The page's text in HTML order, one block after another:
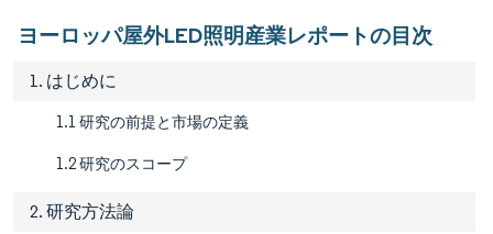
ヨーロッパ屋外LED照明産業レポートの目次
1. はじめに
1.1 研究の前提と市場の定義
1.2 研究のスコープ
2. 研究方法論